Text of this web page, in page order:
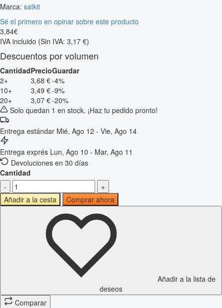
Marca: satkit
Sé el primero en opinar sobre este producto
3,84€
IVA incluido (Sin IVA: 3,17 €)
Descuentos por volumen
CantidadPrecioGuardar
2+
3,68 €-4%
10+
3,49 €-9%
20+
3,07 €-20%
Solo quedan 1 en stock. ¡Haz tu pedido pronto!
Entrega estándar Mié, Ago 12 - Vie, Ago 14
Entrega exprés Lun, Ago 10 - Mar, Ago 11
Devoluciones en 30 días
Cantidad
-
+
Añadir a la cesta
Comprar ahora
Añadir a la lista de
deseos
Comparar